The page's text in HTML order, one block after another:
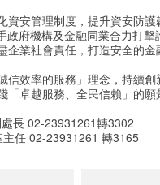
資安管理制度，提升資安防
府機構及金融同業合力打
業社會責任，打造安全的金
信效率的服務」理念，持續
卓越服務、全民信賴」的願
02-23931261轉3302
23931261 轉3165